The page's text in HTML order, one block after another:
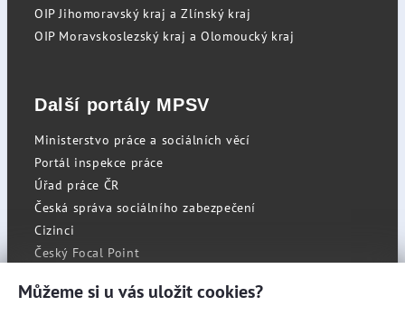
OIP Jihomoravský kraj a Zlínský kraj
OIP Moravskoslezský kraj a Olomoucký kraj
Další portály MPSV
Ministerstvo práce a sociálních věcí
Portál inspekce práce
Úřad práce ČR
Česká správa sociálního zabezpečení
Cizinci
Český Focal Point
Můžeme si u vás uložit cookies?